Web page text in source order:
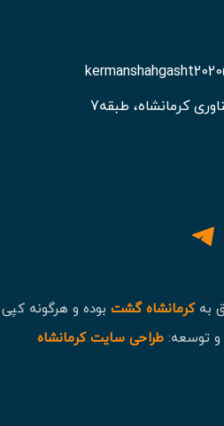
کرمانشاه، طبقه7
بهکرمانشاه گشت بوده و هرگونه
و توسعه:طراحی سایت کرمانشاه